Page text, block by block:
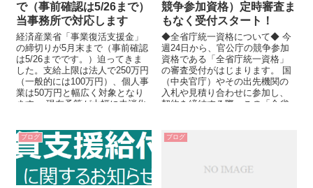
で（事前確認は5/26まで）
当事務所で対応します
経済産業省「事業復活支援金」
の締切りが5月末まで（事前確認
は5/26までです。）迫ってきま
した。支給上限は法人で250万円
（一般的には100万円）、個人事
業は50万円と幅広く対象となり
ます。 現在予算が大幅に未消化
競争参加資格）定時審査ま
もなく受付スタート！
◆全省庁統一資格について◆ 今
週24日から、官公庁の競争参加
資格である「全省庁統一資格」
の審査受付がはじまります。 国
（中央官庁）やその出先機関の
入札や見積り合わせに参加し、
契約を締結する際、この「全省
ブログ ブログ